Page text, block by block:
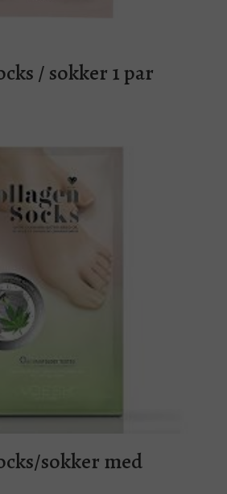
/ sokker 1 par
sokker med